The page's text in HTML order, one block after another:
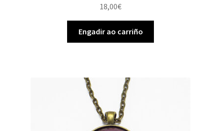
18,00€
Engadir ao carriño